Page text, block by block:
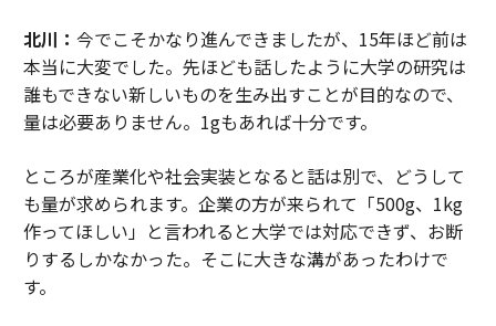
北川： 今でこそかなり進んできましたが、15年ほど前は
本当に大変でした。先ほども話したように大学の研究は
誰もできない新しいものを生み出すことが目的なので、
量は必要ありません。1gもあれば十分です。
ところが産業化や社会実装となると話は別で、どうして
も量が求められます。企業の方が来られて「500g、1kg
作ってほしい」と言われると大学では対応できず、お断
りするしかなかった。そこに大きな溝があったわけで
す。